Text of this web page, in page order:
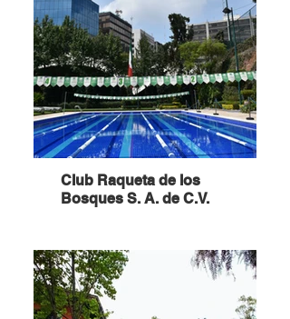
Club Raqueta de los
Bosques S. A. de C.V.